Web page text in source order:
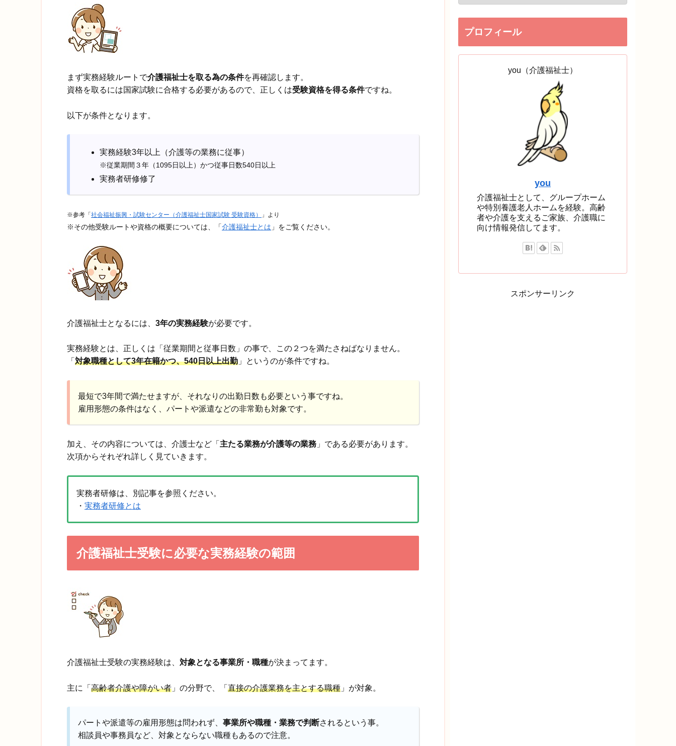
まず実務経験ルートで介護福祉士を取る為の条件を再確認します。
資格を取るには国家試験に合格する必要があるので、正しくは受験資格を得る条件ですね。
以下が条件となります。
実務経験3年以上（介護等の業務に従事）
※従業期間３年（1095日以上）かつ従事日数540日以上
実務者研修修了
※参考「社会福祉振興・試験センター（介護福祉士国家試験 受験資格） 」より
※その他受験ルートや資格の概要については、「介護福祉士とは 」をご覧ください。
介護福祉士となるには、 3年の実務経験が必要です。
実務経験とは、正しくは「従業期間と従事日数」の事で、この２つを満たさねばなりません。
「 対象職種として3年在籍かつ、540日以上出勤 」というのが条件ですね。
最短で3年間で満たせますが、それなりの出勤日数も必要という事ですね。
雇用形態の条件はなく、パートや派遣などの非常勤も対象です。
加え、その内容については、介護士など「 主たる業務が介護等の業務 」である必要があります。
次項からそれぞれ詳しく見ていきます。
実務者研修は、別記事を参照ください。
・ 実務者研修とは
介護福祉士受験に必要な実務経験の範囲
介護福祉士受験の実務経験は、 対象となる事業所・職種が決まってます。
主に「 高齢者介護や障がい者 」の分野で、「 直接の介護業務を主とする職種 」が対象。
パートや派遣等の雇用形態は問われず、 事業所や職種・業務で判断されるという事。
相談員や事務員など、対象とならない職種もあるので注意。
プロフィール
you（介護福祉士）
you
介護福祉士として、グループホーム
や特別養護老人ホームを経験。高齢
者や介護を支えるご家族、介護職に
向け情報発信してます。
スポンサーリンク